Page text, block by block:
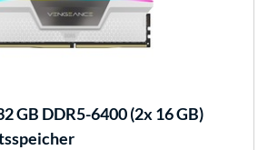
GB DDR5-6400 (2x 16 GB)